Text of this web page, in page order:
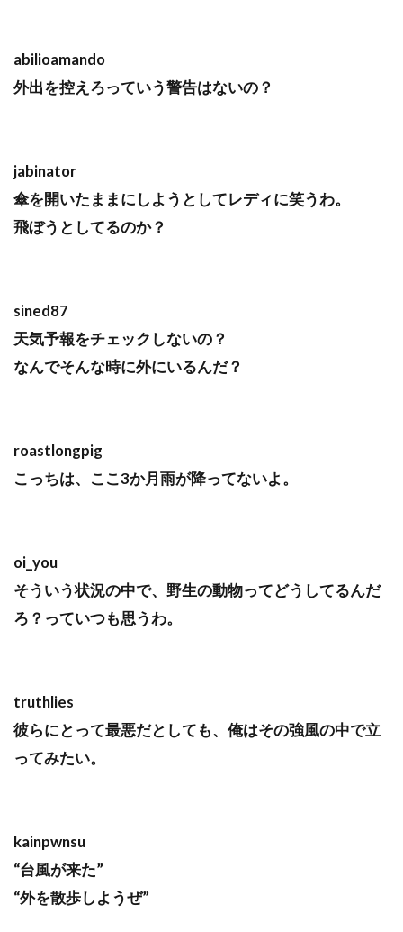
abilioamando
外出を控えろっていう警告はないの？
jabinator
傘を開いたままにしようとしてレディに笑うわ。
飛ぼうとしてるのか？
sined87
天気予報をチェックしないの？
なんでそんな時に外にいるんだ？
roastlongpig
こっちは、ここ3か月雨が降ってないよ。
oi_you
そういう状況の中で、野生の動物ってどうしてるんだ
ろ？っていつも思うわ。
truthlies
彼らにとって最悪だとしても、俺はその強風の中で立
ってみたい。
kainpwnsu
“台風が来た”
“外を散歩しようぜ”